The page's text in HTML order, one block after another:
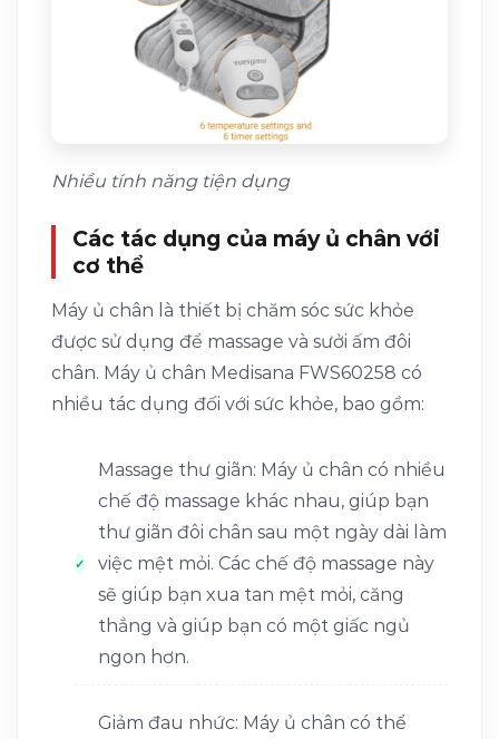
Nhiều tính năng tiện dụng
Các tác dụng của máy ủ chân với
cơ thể
Máy ủ chân là thiết bị chăm sóc sức khỏe
được sử dụng để massage và sưởi ấm đôi
chân. Máy ủ chân Medisana FWS60258 có
nhiều tác dụng đối với sức khỏe, bao gồm:
Massage thư giãn: Máy ủ chân có nhiều
chế độ massage khác nhau, giúp bạn
thư giãn đôi chân sau một ngày dài làm
việc mệt mỏi. Các chế độ massage này
sẽ giúp bạn xua tan mệt mỏi, căng
thẳng và giúp bạn có một giấc ngủ
ngon hơn.
Giảm đau nhức: Máy ủ chân có thể